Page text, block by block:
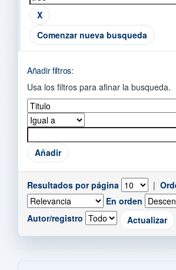
Comenzar nueva busqueda
Añadir filtros:
Usa los filtros para afinar la busqueda.
Resultados por página |
En orden
Autor/registro